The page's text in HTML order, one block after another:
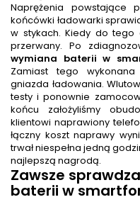
Naprężenia powstające
końcówki ładowarki
w stykach. Kiedy do tego
przerwany. Po
wymiana baterii w
Zamiast tego wykonana
gniazda ładowania.
testy i ponownie
końcu założyliśmy
klientowi naprawiony
łączny koszt naprawy
trwał niespełna jedną
najlepszą nagrodą.
Zawsze
baterii w